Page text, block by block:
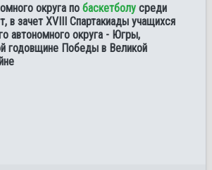
округа по баскетболу среди
в зачет XVIII Спартакиады учащихся
автономного округа - Югры,
годовщине Победы в Великой